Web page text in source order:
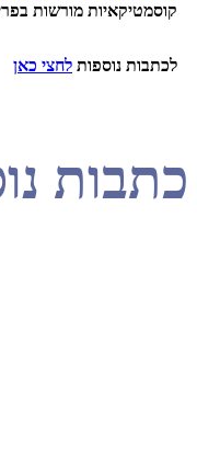
מורשות בפריסה
נוספותלחצי כאן